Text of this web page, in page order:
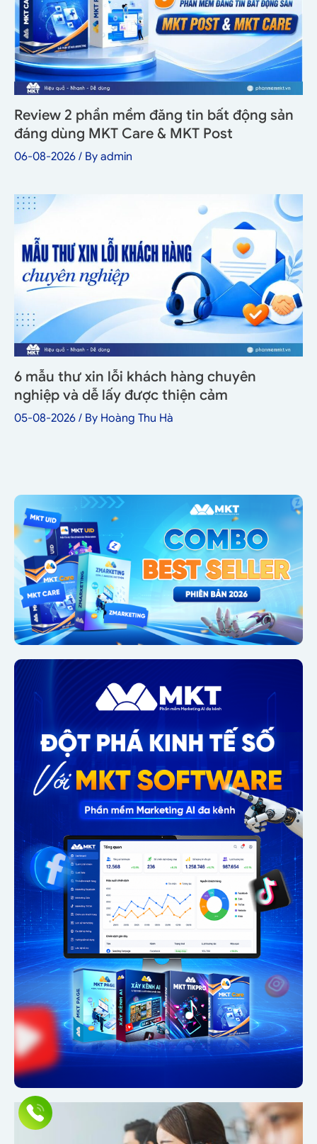
Review 2 phần mềm đăng tin bất động sản
đáng dùng MKT Care & MKT Post
06-08-2026 / By admin
6 mẫu thư xin lỗi khách hàng chuyên
nghiệp và dễ lấy được thiện cảm
05-08-2026 / By Hoàng Thu Hà